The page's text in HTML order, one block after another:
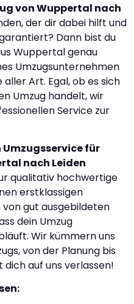
von Wuppertal nach
der dir dabei hilft und
Dann bist du
Wuppertal genau
Umzugsunternehmen
Art. Egal, ob es sich
Umzug handelt, wir
Service zur
für
nach Leiden
qualitativ hochwertige
erstklassigen
von gut ausgebildeten
dein Umzug
Wir kümmern uns
von der Planung bis
dich auf uns verlassen!